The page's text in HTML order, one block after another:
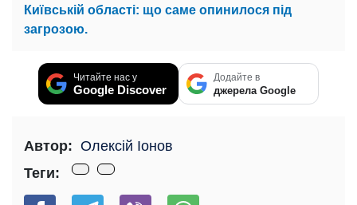
Київській області: що саме опинилося під
загрозою.
Читайте нас у
Google Discover
Додайте в
джерела Google
Автор: Олексій Іонов
Теги: